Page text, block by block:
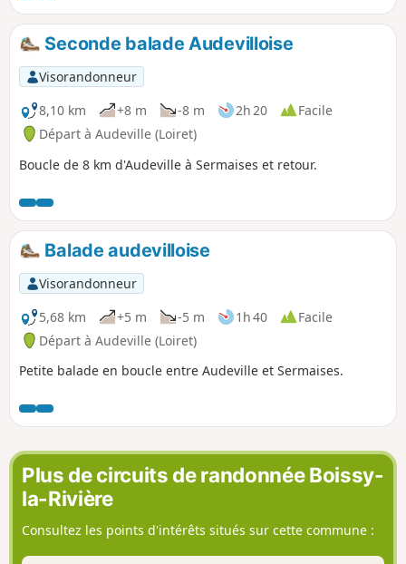
coteaux vous chatouilleront les mollets.
Seconde balade Audevilloise
Visorandonneur
8,10 km
+8 m -8 m 2h 20
Facile
Départ à Audeville (Loiret)
Boucle de 8 km d'Audeville à Sermaises et retour.
Balade audevilloise
Visorandonneur
5,68 km
+5 m -5 m 1h 40
Facile
Départ à Audeville (Loiret)
Petite balade en boucle entre Audeville et Sermaises.
Plus de circuits de randonnée Boissy-
la-Rivière
Consultez les points d'intérêts situés sur cette commune :